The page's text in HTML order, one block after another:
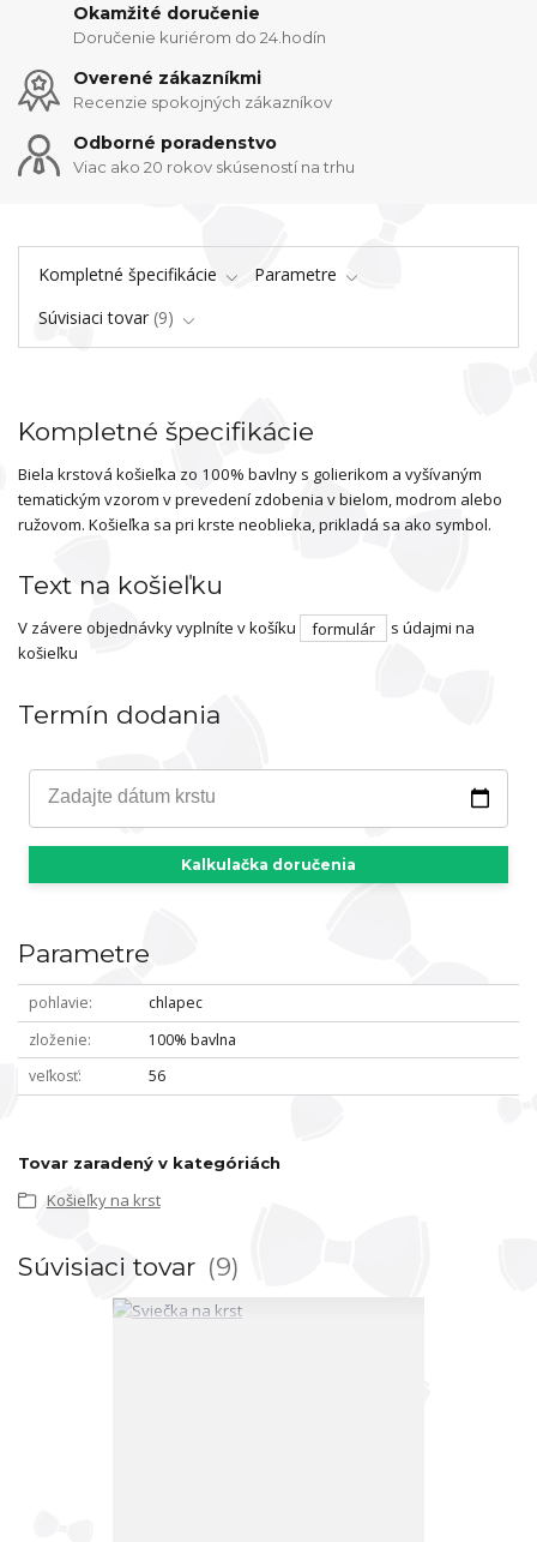
Okamžité doručenie
Doručenie kuriérom do 24.hodín
Overené zákazníkmi
Recenzie spokojných zákazníkov
Odborné poradenstvo
Viac ako 20 rokov skúseností na trhu
Kompletné špecifikácie
Parametre
Súvisiaci tovar 9
Kompletné špecifikácie
Biela krstová košieľka zo 100% bavlny s golierikom a vyšívaným
tematickým vzorom v prevedení zdobenia v bielom, modrom alebo
ružovom. Košieľka sa pri krste neoblieka, prikladá sa ako symbol.
Text na košieľku
V závere objednávky vyplníte v košíku formulár
s údajmi na
košieľku
Termín dodania
Zadajte dátum krstu
Kalkulačka doručenia
Parametre
pohlavie
chlapec
zloženie
100% bavlna
veľkosť
56
Tovar zaradený v kategóriách
Košieľky na krst
Súvisiaci tovar 9